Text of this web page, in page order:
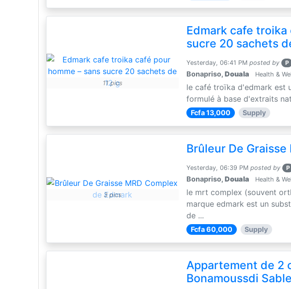
11 pics
Edmark cafe troika
sucre 20 sachets
Yesterday, 06:41 PM posted by P
Bonapriso,Douala Health &
le café troïka d'edmark est
formulé à base d'extraits
Fcfa 13,000 Supply
3 pics
Brûleur De
Yesterday, 06:39 PM posted by P
Bonapriso,Douala Health &
le mrt complex (souvent
marque edmark est un
de ...
Fcfa 60,000 Supply
Appartement de 2
Bonamoussdi Sable